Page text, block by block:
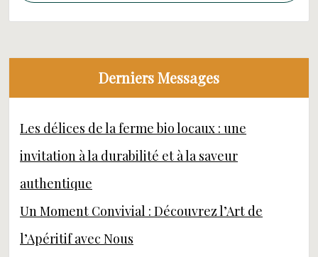
Derniers Messages
Les délices de la ferme bio locaux : une
invitation à la durabilité et à la saveur
authentique
Un Moment Convivial : Découvrez l’Art de
l’Apéritif avec Nous